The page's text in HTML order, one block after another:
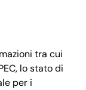
tra cui
lo stato di
per i